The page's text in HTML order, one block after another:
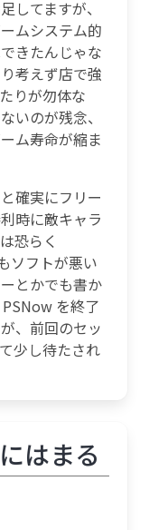
してますが、
ムシステム的
きたんじゃな
考えず店で強
りが勿体な
いのが残念、
ム寿命が縮ま
確実にフリー
時に敵キャラ
恐らく
ソフトが悪い
とかでも書か
を終了
、前回のセッ
少し待たされ
はまる